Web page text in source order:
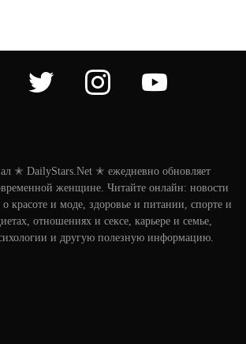
twitter instagram
✭ DailyStars.Net ✭ ежедневно обновляет
женщине. Читайте онлайн: новости
о красоте и моде, здоровье и питании, спорте и
отношениях и сексе, карьере и семье,
и другую полезную информацию.